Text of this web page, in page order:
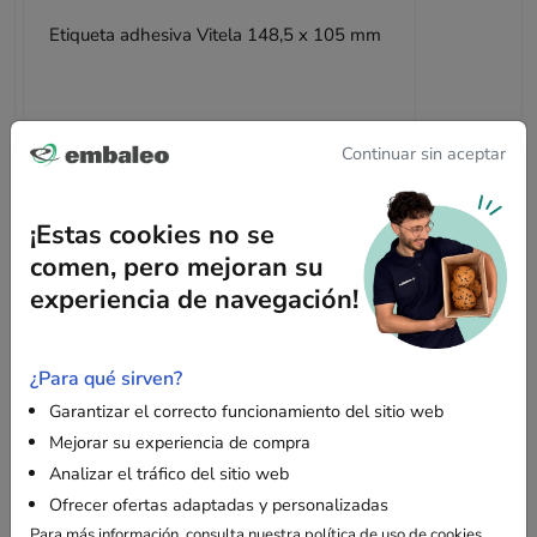
Etiqueta adhesiva Vitela 148,5 x 105 mm
Bajo presupuesto
¿Por qué elegir el tubo de envío cuadrado para
sus necesidades de embalaje?
Continuar sin aceptar
¡Estas cookies no se
comen, pero mejoran su
experiencia de navegación!
¿Para qué sirven?
Garantizar el correcto funcionamiento del sitio web
Mejorar su experiencia de compra
Analizar el tráfico del sitio web
Ofrecer ofertas adaptadas y personalizadas